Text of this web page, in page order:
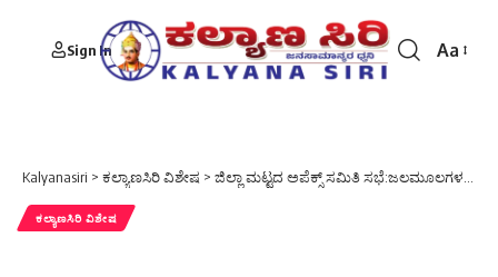
Sign In
Font
Aa
Kalyanasiri > ಕಲ್ಯಾಣಸಿರಿ ವಿಶೇಷ > ಜಿಲ್ಲಾ ಮಟ್ಟದ ಅಪೆಕ್ಸ್ ಸಮಿತಿ ಸಭೆ:ಜಲಮೂಲಗಳ ಸಂರಕ್ಷಣೆಗೆ ಕ್ರಮ ವಹಿಸಿ: ಜಿಲ್ಲಾಧಿಕಾರಿ ಡಾ. ಸುರೇಶ ಇಟ್ನಾಳ
ಕಲ್ಯಾಣಸಿರಿ ವಿಶೇಷ